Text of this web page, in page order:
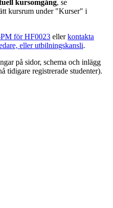
kursomgång, se
kursrum under "Kurser" i
för HF0023 ellerkontakta
eller utbilningskansli.
på sidor, schema och inlägg
tidigare registrerade studenter).